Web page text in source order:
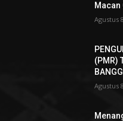
Macan
Agustus
(PMR)
Agustus